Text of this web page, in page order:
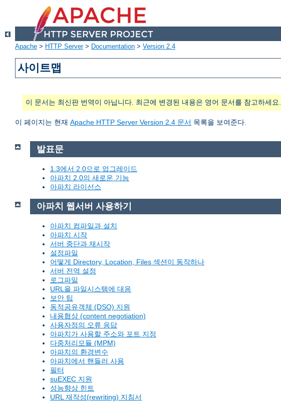
Apache > HTTP Server> Documentation > Version 2.4
사이트맵
이 문서는 최신판 번역이 아닙니다. 최근에 변경된 내용은 영어 문서를 참고하세요.
이 페이지는 현재 Apache HTTP Server Version 2.4 문서 목록을 보여준다.
발표문
1.3에서 2.0으로 업그레이드
아파치 2.0의 새로운 기능
아파치 라이선스
아파치 웹서버 사용하기
아파치 컴파일과 설치
아파치 시작
서버 중단과 재시작
설정파일
어떻게 Directory, Location, Files 섹션이 동작하나
서버 전역 설정
로그파일
URL을 파일시스템에 대응
보안 팁
동적공유객체 (DSO) 지원
내용협상 (content negotiation)
사용자정의 오류 응답
아파치가 사용할 주소와 포트 지정
다중처리모듈 (MPM)
아파치의 환경변수
아파치에서 핸들러 사용
필터
suEXEC 지원
성능향상 힌트
URL 재작성(rewriting) 지침서